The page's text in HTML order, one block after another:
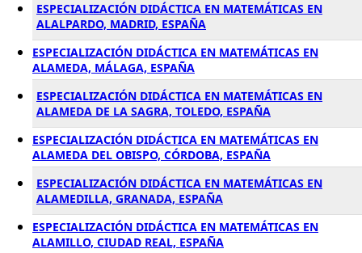
ESPECIALIZACIÓN DIDÁCTICA EN MATEMÁTICAS EN
ALALPARDO, MADRID, ESPAÑA
ESPECIALIZACIÓN DIDÁCTICA EN MATEMÁTICAS EN
ALAMEDA, MÁLAGA, ESPAÑA
ESPECIALIZACIÓN DIDÁCTICA EN MATEMÁTICAS EN
ALAMEDA DE LA SAGRA, TOLEDO, ESPAÑA
ESPECIALIZACIÓN DIDÁCTICA EN MATEMÁTICAS EN
ALAMEDA DEL OBISPO, CÓRDOBA, ESPAÑA
ESPECIALIZACIÓN DIDÁCTICA EN MATEMÁTICAS EN
ALAMEDILLA, GRANADA, ESPAÑA
ESPECIALIZACIÓN DIDÁCTICA EN MATEMÁTICAS EN
ALAMILLO, CIUDAD REAL, ESPAÑA